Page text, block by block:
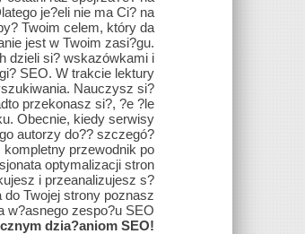
je?eli nie ma Ci? na
Twoim celem, który da
jest w Twoim zasi?gu.
dzieli si? wskazówkami i
SEO. W trakcie lektury
Nauczysz si?
przekonasz si?, ?e ?le
Obecnie, kiedy serwisy
autorzy do?? szczegó?
przewodnik po
optymalizacji stron
i przeanalizujesz s?
Twojej strony poznasz
w?asnego zespo?u SEO
dzia?aniom SEO!